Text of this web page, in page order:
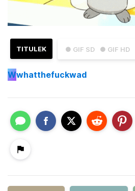
● GIF SD ● GIF HD
TITULEK
Wwhatthefuckwad